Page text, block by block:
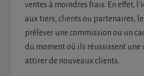
ventes à moindres frais. En effet,
aux tiers, clients ou partenaires,
prélever une commission ou un
du moment où ils réussissent une
attirer de nouveaux clients.